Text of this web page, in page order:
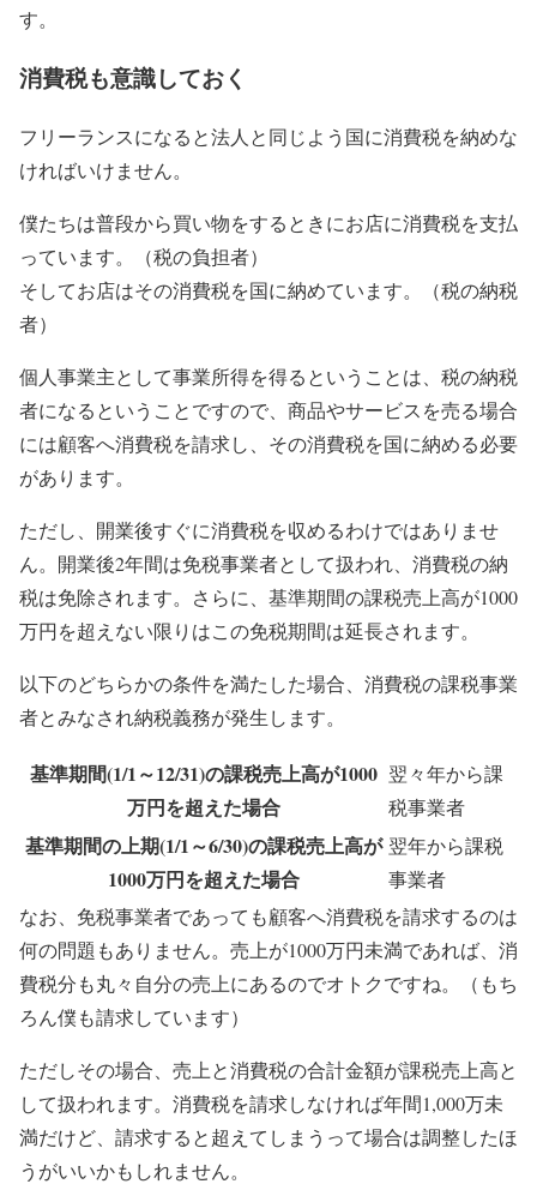
す。
消費税も意識しておく
フリーランスになると法人と同じよう国に消費税を納めな
ければいけません。
僕たちは普段から買い物をするときにお店に消費税を支払
っています。（税の負担者）
そしてお店はその消費税を国に納めています。（税の納税
者）
個人事業主として事業所得を得るということは、税の納税
者になるということですので、商品やサービスを売る場合
には顧客へ消費税を請求し、その消費税を国に納める必要
があります。
ただし、開業後すぐに消費税を収めるわけではありませ
ん。 開業後2年間は免税事業者として扱われ、消費税の納
税は免除されます。さらに、基準期間の課税売上高が1000
万円を超えない限りはこの免税期間は延長されます。
以下のどちらかの条件を満たした場合、消費税の課税事業
者とみなされ納税義務が発生します。
基準期間(1/1～12/31)の課税売上高が1000
万円を超えた場合
翌々年から課
税事業者
基準期間の上期(1/1～6/30)の課税売上高が
1000万円を超えた場合
翌年から課税
事業者
なお、免税事業者であっても顧客へ消費税を請求するのは
何の問題もありません。売上が1000万円未満であれば、消
費税分も丸々自分の売上にあるのでオトクですね。（もち
ろん僕も請求しています）
ただしその場合、 売上と消費税の合計金額が課税売上高と
して扱われます。 消費税を請求しなければ年間1,000万未
満だけど、請求すると超えてしまうって場合は調整したほ
うがいいかもしれません。